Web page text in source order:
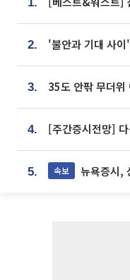
2.
3.
4.
5. 속보 뉴욕증시,